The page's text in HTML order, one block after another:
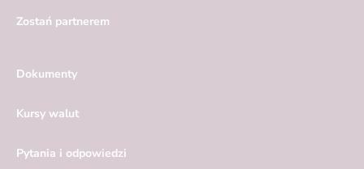
Zostań partnerem
Dokumenty
Kursy walut
Pytania i odpowiedzi